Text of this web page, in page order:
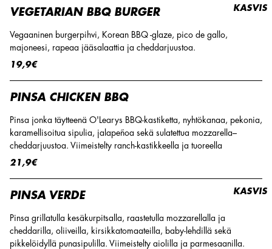
VEGETARIAN BBQ BURGER
Vegaaninen burgerpihvi, Korean BBQ -glaze, pico de gallo,
majoneesi, rapeaa jääsalaattia ja cheddarjuustoa.
19,9€
KASVIS
PINSA CHICKEN BBQ
Pinsa jonka täytteenä O'Learys BBQ-kastiketta, nyhtökanaa, pekonia,
karamellisoitua sipulia, jalapeñoa sekä sulatettua mozzarella–
cheddarjuustoa. Viimeistelty ranch-kastikkeella ja tuoreella
21,9€
PINSA VERDE
Pinsa grillatulla kesäkurpitsalla, raastetulla mozzarellalla ja
cheddarilla, oliiveilla, kirsikkatomaateilla, baby-lehdillä sekä
pikkelöidyllä punasipulilla. Viimeistelty aiolilla ja parmesaanilla.
KASVIS